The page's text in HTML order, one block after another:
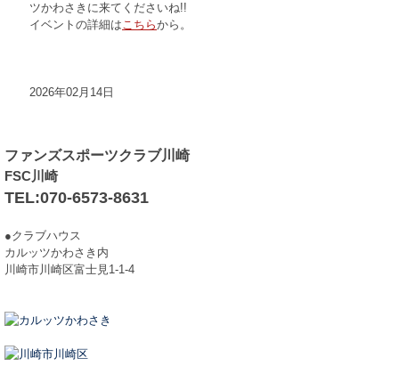
ツかわさきに来てくださいね!!
イベントの詳細はこちらから。
2026年02月14日
ファンズスポーツクラブ川崎
FSC川崎
TEL:070-6573-8631
●クラブハウス
カルッツかわさき内
川崎市川崎区富士見1-1-4